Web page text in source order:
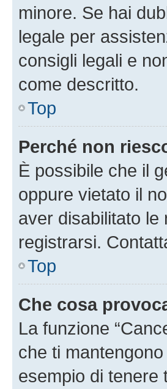
minore. Se hai
legale per
consigli legali e
come descritto.
Top
Perché non
È possibile che il
oppure vietato il
aver disabilitato le
registrarsi.
Top
Che cosa
La funzione
che ti
esempio di tenere